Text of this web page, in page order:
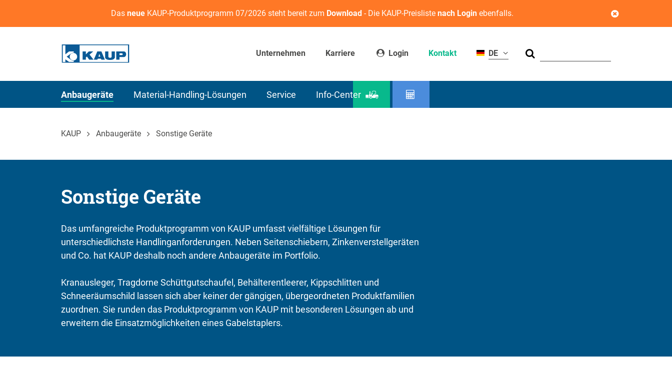
Das neue KAUP-Produktprogramm 07/2026 steht bereit zum Download - Die KAUP-Preisliste nach Login ebenfalls.
Unternehmen Karriere Login Kontakt DE
Anbaugeräte Material-Handling-Lösungen Service Info-Center Produktfinder
KAUP Anbaugeräte Sonstige Geräte
Sonstige Geräte
Das umfangreiche Produktprogramm von KAUP umfasst vielfältige Lösungen für
unterschiedlichste Handlinganforderungen. Neben Seitenschiebern, Zinkenverstellgeräten
und Co. hat KAUP deshalb noch andere Anbaugeräte im Portfolio.
Kranausleger, Tragdorne Schüttgutschaufel, Behälterentleerer, Kippschlitten und
Schneeräumschild lassen sich aber keiner der gängigen, übergeordneten Produktfamilien
zuordnen. Sie runden das Produktprogramm von KAUP mit besonderen Lösungen ab und
erweitern die Einsatzmöglichkeiten eines Gabelstaplers.